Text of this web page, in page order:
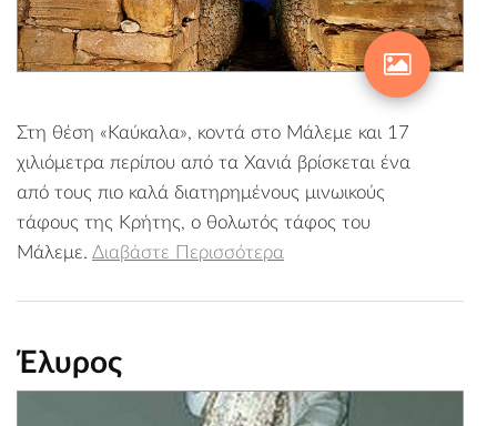
Στη θέση «Καύκαλα», κοντά στο Μάλεμε και 17
χιλιόμετρα περίπου από τα Χανιά βρίσκεται ένα
από τους πιο καλά διατηρημένους μινωικούς
τάφους της Κρήτης, ο θολωτός τάφος του
Μάλεμε. Διαβάστε Περισσότερα
Έλυρος